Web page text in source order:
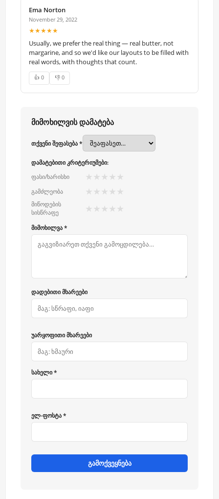
Ema Norton
November 29, 2022
★★★★★
Usually, we prefer the real thing — real butter, not
margarine, and so we'd like our layouts to be filled with
real words, with thoughts that count.
👍 0 👎 0
მიმოხილვის დამატება
თქვენი შეფასება *
დამატებითი კრიტერიუმები:
ფასი/ხარისხი
★ ★ ★ ★ ★
გამძლეობა ★ ★ ★ ★ ★
მიწოდების
სისწრაფე
★ ★ ★ ★ ★
მიმოხილვა *
დადებითი მხარეები
უარყოფითი მხარეები
სახელი *
ელ-ფოსტა *
გამოქვეყნება